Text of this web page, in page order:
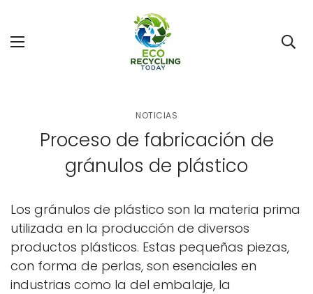
NOTICIAS
Proceso de fabricación de
gránulos de plástico
Los gránulos de plástico son la materia prima
utilizada en la producción de diversos
productos plásticos. Estas pequeñas piezas,
con forma de perlas, son esenciales en
industrias como la del embalaje, la